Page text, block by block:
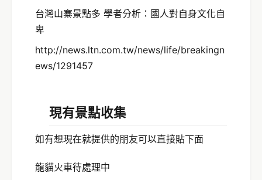
台灣山寨景點多 學者分析：國人對自身文化自
卑
http://news.ltn.com.tw/news/life/breakingn
ews/1291457
現有景點收集
如有想現在就提供的朋友可以直接貼下面
龍貓火車待處理中